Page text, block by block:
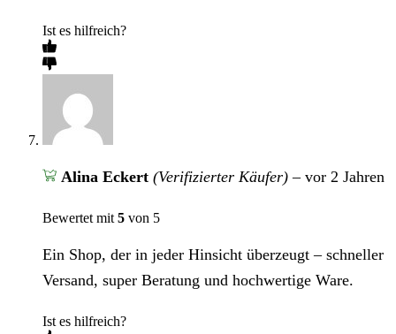
Ist es hilfreich?
Alina Eckert (Verifizierter Käufer) – vor 2 Jahren
Bewertet mit 5 von 5
Ein Shop, der in jeder Hinsicht überzeugt – schneller
Versand, super Beratung und hochwertige Ware.
Ist es hilfreich?